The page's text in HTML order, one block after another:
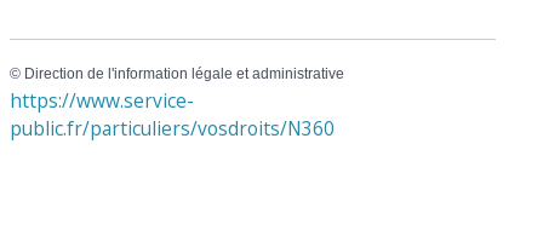
© Direction de l'information légale et administrative
https://www.service-
public.fr/particuliers/vosdroits/N360